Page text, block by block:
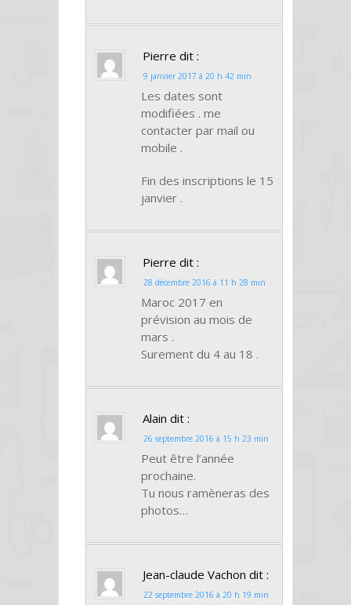
Pierre dit :
9 janvier 2017 à 20 h 42 min
Les dates sont
modifiées . me
contacter par mail ou
mobile .
Fin des inscriptions le 15
janvier .
Pierre dit :
28 décembre 2016 à 11 h 28 min
Maroc 2017 en
prévision au mois de
mars .
Surement du 4 au 18 .
Alain dit :
26 septembre 2016 à 15 h 23 min
Peut être l’année
prochaine.
Tu nous ramèneras des
photos…
Jean-claude Vachon dit :
22 septembre 2016 à 20 h 19 min